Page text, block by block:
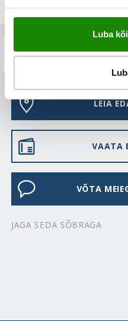
Luba
KKK-D
LEIA
VAATA
VÕTA
JAGA SEDA SÕBRAGA